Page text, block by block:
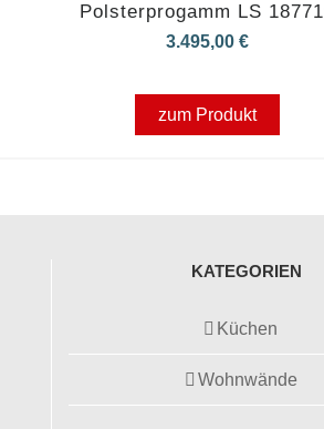
Polsterprogamm LS
3.495,00 €
zum Produkt
KATEGORIEN
Küchen
Wohnwände